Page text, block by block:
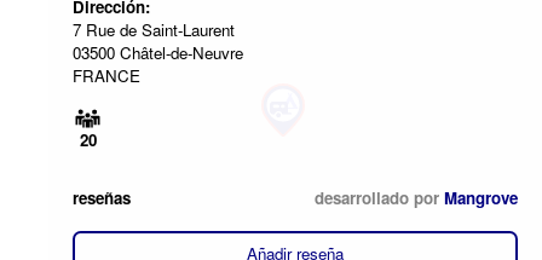
Dirección:
7 Rue de Saint-Laurent
03500 Châtel-de-Neuvre
FRANCE
20
reseñas desarrollado por Mangrove
Añadir reseña